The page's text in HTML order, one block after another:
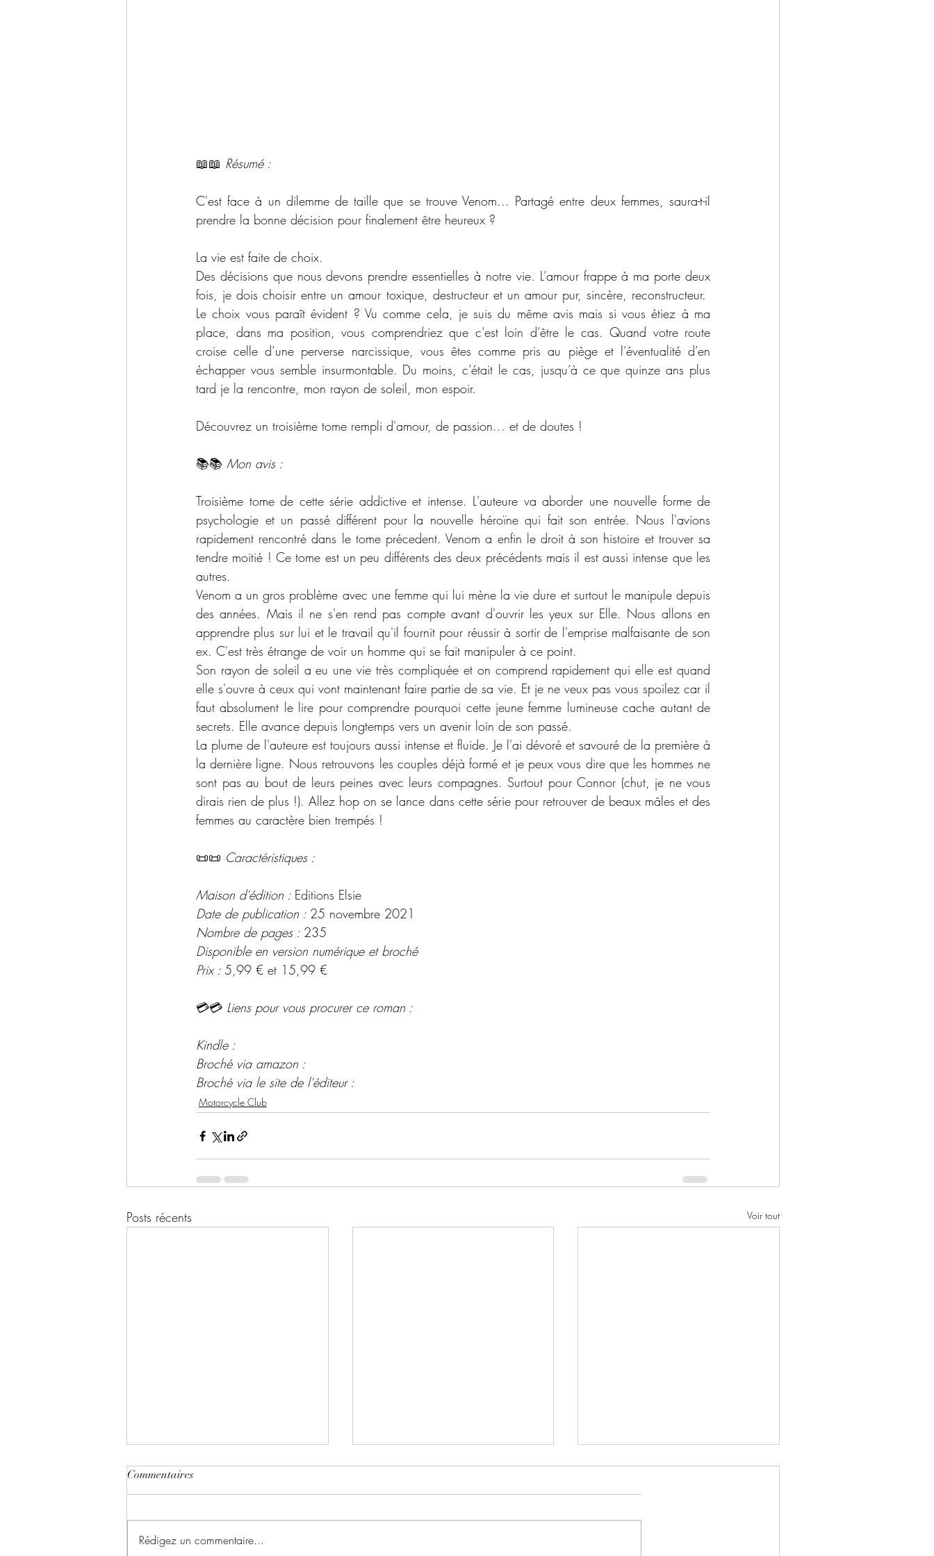
📖📖 Résumé :
C'est face à un dilemme de taille que se trouve Venom... Partagé entre deux femmes, saura-t-il
prendre la bonne décision pour finalement être heureux ?
La vie est faite de choix.
Des décisions que nous devons prendre essentielles à notre vie. L’amour frappe à ma porte deux
fois, je dois choisir entre un amour toxique, destructeur et un amour pur, sincère, reconstructeur.
Le choix vous paraît évident ? Vu comme cela, je suis du même avis mais si vous étiez à ma
place, dans ma position, vous comprendriez que c’est loin d’être le cas. Quand votre route
croise celle d’une perverse narcissique, vous êtes comme pris au piège et l’éventualité d’en
échapper vous semble insurmontable. Du moins, c’était le cas, jusqu’à ce que quinze ans plus
tard je la rencontre, mon rayon de soleil, mon espoir.
Découvrez un troisième tome rempli d'amour, de passion... et de doutes !
📚📚 Mon avis :
Troisième tome de cette série addictive et intense. L'auteure va aborder une nouvelle forme de
psychologie et un passé différent pour la nouvelle héroïne qui fait son entrée. Nous l'avions
rapidement rencontré dans le tome précedent. Venom a enfin le droit à son histoire et trouver sa
tendre moitié ! Ce tome est un peu différents des deux précédents mais il est aussi intense que les
autres.
Venom a un gros problème avec une femme qui lui mène la vie dure et surtout le manipule depuis
des années. Mais il ne s'en rend pas compte avant d'ouvrir les yeux sur Elle. Nous allons en
apprendre plus sur lui et le travail qu'il fournit pour réussir à sortir de l'emprise malfaisante de son
ex. C'est très étrange de voir un homme qui se fait manipuler à ce point.
Son rayon de soleil a eu une vie très compliquée et on comprend rapidement qui elle est quand
elle s'ouvre à ceux qui vont maintenant faire partie de sa vie. Et je ne veux pas vous spoilez car il
faut absolument le lire pour comprendre pourquoi cette jeune femme lumineuse cache autant de
secrets. Elle avance depuis longtemps vers un avenir loin de son passé.
La plume de l'auteure est toujours aussi intense et fluide. Je l'ai dévoré et savouré de la première à
la dernière ligne. Nous retrouvons les couples déjà formé et je peux vous dire que les hommes ne
sont pas au bout de leurs peines avec leurs compagnes. Surtout pour Connor (chut, je ne vous
dirais rien de plus !). Allez hop on se lance dans cette série pour retrouver de beaux mâles et des
femmes au caractère bien trempés !
📜📜 Caractéristiques :
Maison d'édition : Editions Elsie
Date de publication : 25 novembre 2021
Nombre de pages : 235
Disponible en version numérique et broché
Prix : 5,99 € et 15,99 €
💳💳 Liens pour vous procurer ce roman :
Kindle :
Broché via amazon :
Broché via le site de l'éditeur :
Motorcycle Club
Posts récents Voir tout
Commentaires
Rédigez un commentaire...